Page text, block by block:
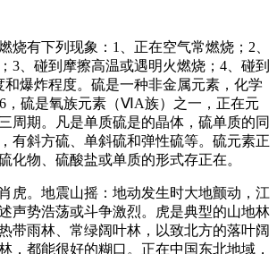
有下列现象：1、正在空气常燃烧；2、
3、碰到摩擦高温或遇明火燃烧；4、碰到
和爆炸程度。硫是一种非金属元素，化学
，硫是氧族元素（ⅥA族）之一，正在元
周期。凡是单质硫是的晶体，硫单质的同
有斜方硫、单斜硫和弹性硫等。硫元素正
化物、硫酸盐或单质的形式存正在。
。地震山摇：地动发生时大地颤动，江
声势浩荡或斗争激烈。虎是典型的山地林
带雨林、常绿阔叶林，以致北方的落叶阔
，都能很好的糊口。正在中国东北地域，